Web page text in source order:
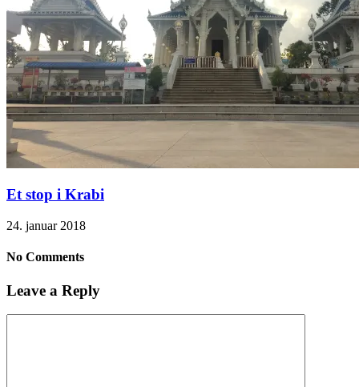
Et stop i Krabi
24. januar 2018
No Comments
Leave a Reply